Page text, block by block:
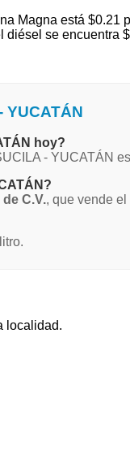
Magna está
se
hoy?
- YUCATÁN
C.V., que vende
localidad.